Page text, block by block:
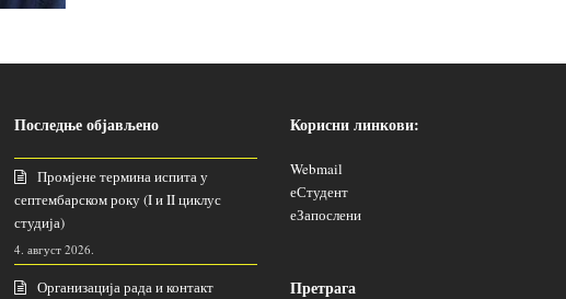
Последње објављено
Промјене термина испита у
септембарском року (I и II циклус
студија)
4. август 2026.
Организација рада и контакт
Корисни линкови:
Webmail
еСтудент
еЗапослени
Претрага